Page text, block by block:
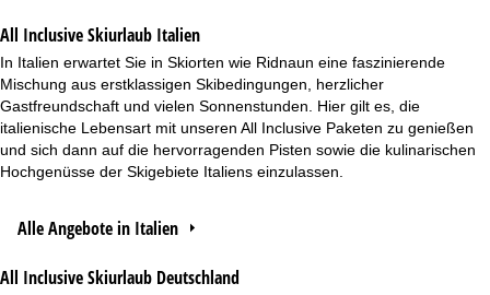
All Inclusive Skiurlaub Italien
In Italien erwartet Sie in Skiorten wie Ridnaun eine faszinierende
Mischung aus erstklassigen Skibedingungen, herzlicher
Gastfreundschaft und vielen Sonnenstunden. Hier gilt es, die
italienische Lebensart mit unseren All Inclusive Paketen zu genießen
und sich dann auf die hervorragenden Pisten sowie die kulinarischen
Hochgenüsse der Skigebiete Italiens einzulassen.
Alle Angebote in Italien
All Inclusive Skiurlaub Deutschland